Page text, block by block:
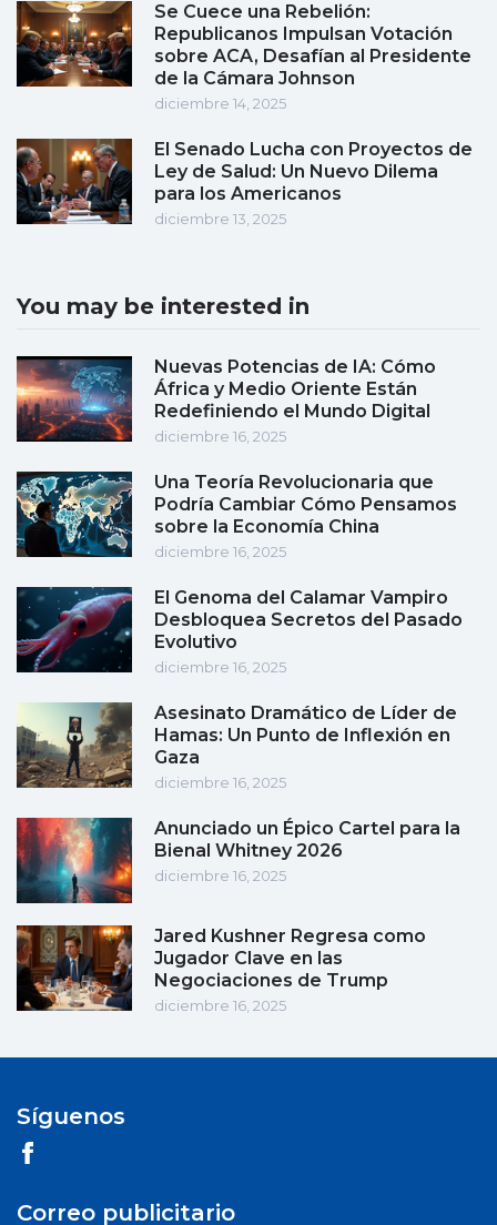
Se Cuece una Rebelión:
Republicanos Impulsan Votación
sobre ACA, Desafían al Presidente
de la Cámara Johnson
diciembre 14, 2025
El Senado Lucha con Proyectos de
Ley de Salud: Un Nuevo Dilema
para los Americanos
diciembre 13, 2025
You may be interested in
Nuevas Potencias de IA: Cómo
África y Medio Oriente Están
Redefiniendo el Mundo Digital
diciembre 16, 2025
Una Teoría Revolucionaria que
Podría Cambiar Cómo Pensamos
sobre la Economía China
diciembre 16, 2025
El Genoma del Calamar Vampiro
Desbloquea Secretos del Pasado
Evolutivo
diciembre 16, 2025
Asesinato Dramático de Líder de
Hamas: Un Punto de Inflexión en
Gaza
diciembre 16, 2025
Anunciado un Épico Cartel para la
Bienal Whitney 2026
diciembre 16, 2025
Jared Kushner Regresa como
Jugador Clave en las
Negociaciones de Trump
diciembre 16, 2025
Síguenos
Correo publicitario